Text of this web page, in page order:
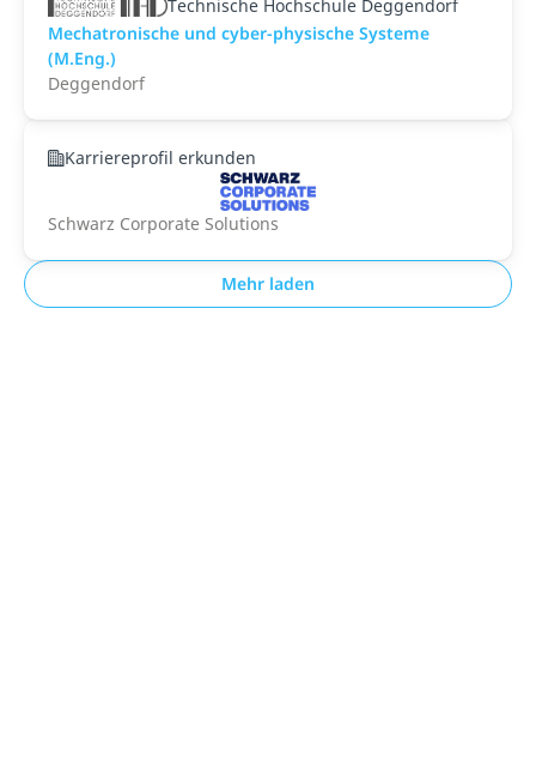
Technische Hochschule Deggendorf
Mechatronische und cyber-physische Systeme
(M.Eng.)
Deggendorf
Karriereprofil erkunden
Schwarz Corporate Solutions
Mehr laden